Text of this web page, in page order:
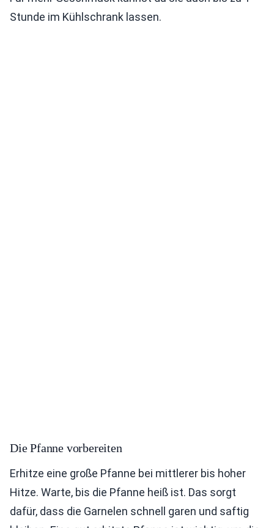
Stunde im Kühlschrank lassen.
Die Pfanne vorbereiten
Erhitze eine große Pfanne bei mittlerer bis hoher
Hitze. Warte, bis die Pfanne heiß ist. Das sorgt
dafür, dass die Garnelen schnell garen und saftig